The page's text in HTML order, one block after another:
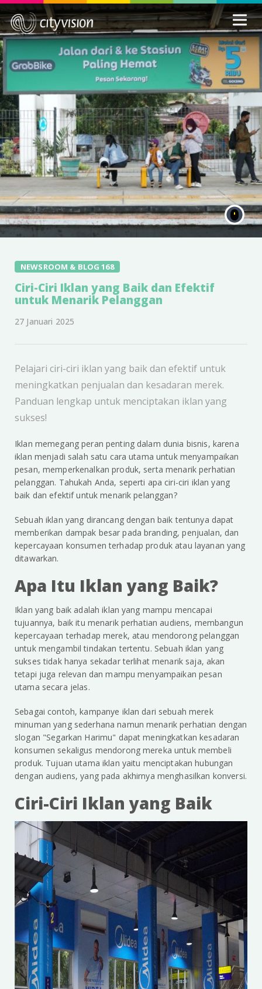
NEWSROOM & BLOG 168
Ciri-Ciri Iklan yang Baik dan Efektif
untuk Menarik Pelanggan
27 Januari 2025
Pelajari ciri-ciri iklan yang baik dan efektif untuk
meningkatkan penjualan dan kesadaran merek.
Panduan lengkap untuk menciptakan iklan yang
sukses!
Iklan memegang peran penting dalam dunia bisnis, karena
iklan menjadi salah satu cara utama untuk menyampaikan
pesan, memperkenalkan produk, serta menarik perhatian
pelanggan. Tahukah Anda, seperti apa ciri-ciri iklan yang
baik dan efektif untuk menarik pelanggan?
Sebuah iklan yang dirancang dengan baik tentunya dapat
memberikan dampak besar pada branding, penjualan, dan
kepercayaan konsumen terhadap produk atau layanan yang
ditawarkan.
Apa Itu Iklan yang Baik?
Iklan yang baik adalah iklan yang mampu mencapai
tujuannya, baik itu menarik perhatian audiens, membangun
kepercayaan terhadap merek, atau mendorong pelanggan
untuk mengambil tindakan tertentu. Sebuah iklan yang
sukses tidak hanya sekadar terlihat menarik saja, akan
tetapi juga relevan dan mampu menyampaikan pesan
utama secara jelas.
Sebagai contoh, kampanye iklan dari sebuah merek
minuman yang sederhana namun menarik perhatian dengan
slogan "Segarkan Harimu" dapat meningkatkan kesadaran
konsumen sekaligus mendorong mereka untuk membeli
produk. Tujuan utama iklan yaitu menciptakan hubungan
dengan audiens, yang pada akhirnya menghasilkan konversi.
Ciri-Ciri Iklan yang Baik